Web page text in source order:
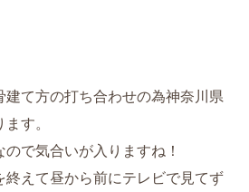
て方の打ち合わせの為神奈川県
す。
で気合いが入りますね！
えて昼から前にテレビで見てず